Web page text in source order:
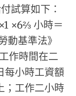
試算如下：
×6⅔ 小時＝
動基準法》
作時間在二
每小時工資額
；工作二小時